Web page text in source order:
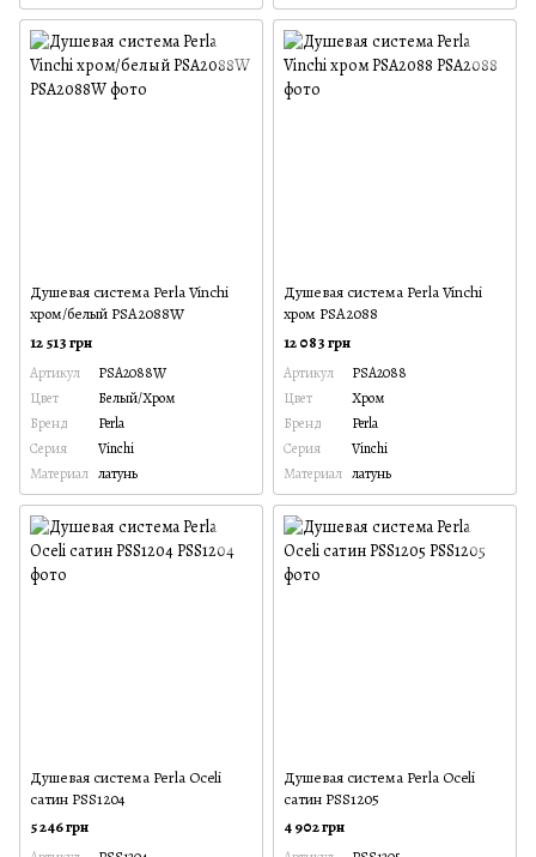
Душевая система Perla Vinchi
хром/белый PSA2088W
12 513 грн
Артикул
PSA2088W
Цвет
Белый/Хром
Бренд
Perla
Серия
Vinchi
Материал латунь
Душевая система Perla Vinchi
хром PSA2088
12 083 грн
Артикул
PSA2088
Цвет
Хром
Бренд
Perla
Серия
Vinchi
Материал латунь
Душевая система Perla Oceli
сатин PSS1204
5 246 грн
Душевая система Perla Oceli
сатин PSS1205
4 902 грн